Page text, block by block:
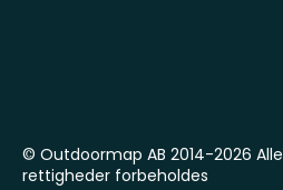
© Outdoormap AB 2014-2026 Alle
rettigheder forbeholdes